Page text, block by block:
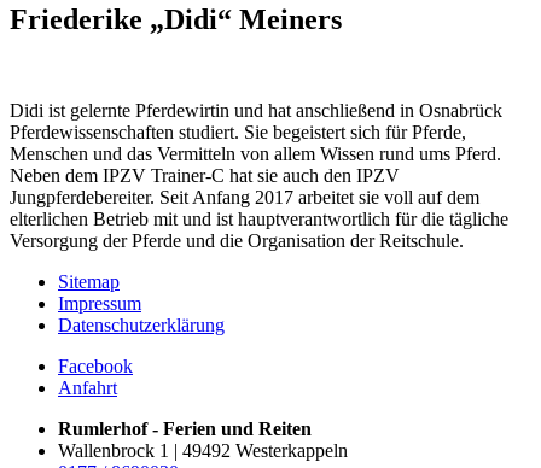
Friederike „Didi“ Meiners
Didi ist gelernte Pferdewirtin und hat anschließend in Osnabrück
Pferdewissenschaften studiert. Sie begeistert sich für Pferde,
Menschen und das Vermitteln von allem Wissen rund ums Pferd.
Neben dem IPZV Trainer-C hat sie auch den IPZV
Jungpferdebereiter. Seit Anfang 2017 arbeitet sie voll auf dem
elterlichen Betrieb mit und ist hauptverantwortlich für die tägliche
Versorgung der Pferde und die Organisation der Reitschule.
Sitemap
Impressum
Datenschutzerklärung
Facebook
Anfahrt
Rumlerhof - Ferien und Reiten
Wallenbrock 1 | 49492 Westerkappeln